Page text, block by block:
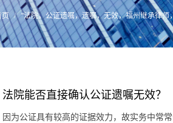
页 "法院，公证遗嘱，遗嘱，无效，福州继承律师
法院能否直接确认公证遗嘱无效？
因为公证具有较高的证据效力，故实务中常